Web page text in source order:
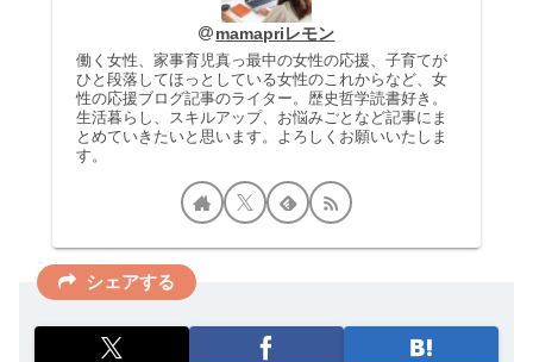
mamapriレモン
働く女性、家事育児真っ最中の女性の応援、子育てが
ひと段落してほっとしている女性のこれからなど、女
性の応援ブログ記事のライター。歴史哲学読書好き。
生活暮らし、スキルアップ、お悩みごとなど記事にま
とめていきたいと思います。よろしくお願いいたしま
す。
シェアする